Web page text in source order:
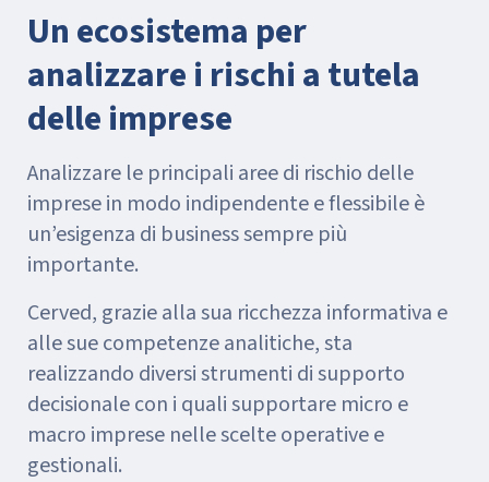
Un ecosistema per
analizzare i rischi a tutela
delle imprese
Analizzare le principali aree di rischio delle
imprese in modo indipendente e flessibile è
un’esigenza di business sempre più
importante.
Cerved, grazie alla sua ricchezza informativa e
alle sue competenze analitiche, sta
realizzando diversi strumenti di supporto
decisionale con i quali supportare micro e
macro imprese nelle scelte operative e
gestionali.